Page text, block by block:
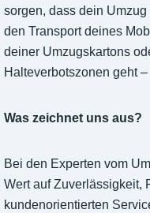
sorgen, dass dein
den Transport deines
deiner Umzugskartons
Halteverbotszonen geht
Was zeichnet uns aus?
Bei den Experten vom
Wert auf Zuverlässigkeit,
kundenorientierten